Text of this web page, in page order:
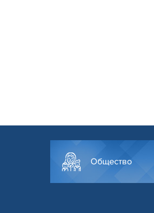
Общество